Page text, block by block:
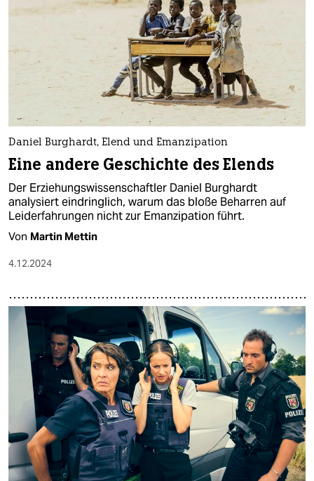
Daniel Burghardt, Elend und Emanzipation
Eine andere Geschichte des Elends
Der Erziehungswissenschaftler Daniel Burghardt
analysiert eindringlich, warum das bloße Beharren auf
Leiderfahrungen nicht zur Emanzipation führt.
Von Martin Mettin
4.12.2024